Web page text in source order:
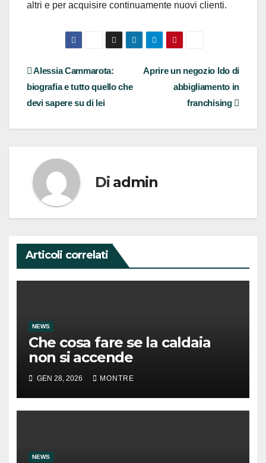
altri e per acquisire continuamente nuovi clienti.
Navigazione
articoli
Aprire un negozio Ido di
abbigliamento in
franchising
Alessia Cammarota:
biografia e tutto quello che
devi sapere su di lei
Di admin
Articoli correlati
NEWS
Che cosa fare se la caldaia
non si accende
GEN 28, 2026 MONTRE
NEWS